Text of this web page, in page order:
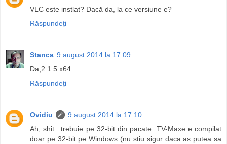
VLC este instlat? Dacă da, la ce versiune e?
Răspundeți
Stanca 9 august 2014 la 17:09
Da,2.1.5 x64.
Răspundeți
Ovidiu
9 august 2014 la 17:10
Ah, shit.. trebuie pe 32-bit din pacate. TV-Maxe e compilat
doar pe 32-bit pe Windows (nu stiu sigur daca as putea sa